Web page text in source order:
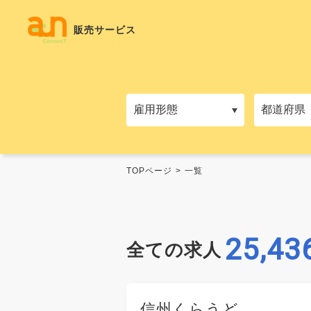
販売サービス
TOPページ 一覧
全ての求人